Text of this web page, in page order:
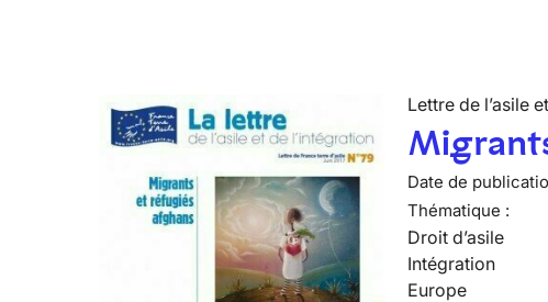
Lettre de l’asile
Date de
Thématique :
Droit d’asile
Intégration
Europe